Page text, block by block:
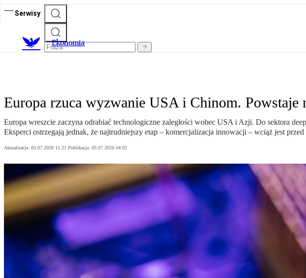
Serwisy
Ekonomia
Europa rzuca wyzwanie USA i Chinom. Powstaje
Europa wreszcie zaczyna odrabiać technologiczne zaległości wobec USA i Azji. Do sektora
Eksperci ostrzegają jednak, że najtrudniejszy etap – komercjalizacja innowacji – wciąż jest przed
Aktualizacja: 03.07.2026 11:21 Publikacja: 03.07.2026 04:02